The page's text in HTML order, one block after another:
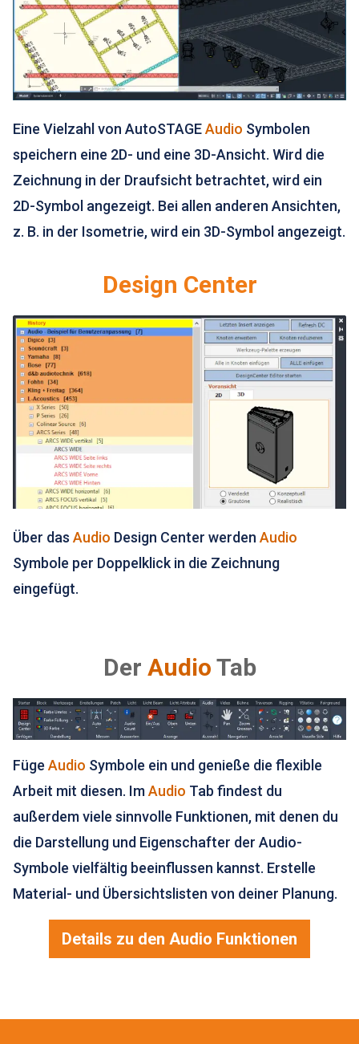
Eine Vielzahl von AutoSTAGEAudio Symbolen
speichern eine 2D- und eine 3D-Ansicht. Wird die
Zeichnung in der Draufsicht betrachtet, wird ein
2D-Symbol angezeigt. Bei allen anderen Ansichten,
z. B. in der Isometrie, wird ein 3D-Symbol angezeigt.
Design Center
Über das Audio Design Center werden Audio
Symbole per Doppelklick in die Zeichnung
eingefügt.
Der Audio Tab
Füge Audio Symbole ein und genieße die flexible
Arbeit mit diesen. ImAudio Tab findest du
außerdem viele sinnvolle Funktionen, mit denen du
die Darstellung und Eigenschafter der Audio-
Symbole vielfältig beeinflussen kannst. Erstelle
Material- und Übersichtslisten von deiner Planung.
Details zu den Audio Funktionen